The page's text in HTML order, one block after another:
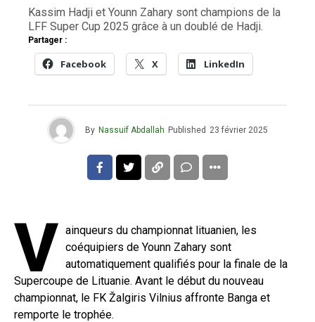
Kassim Hadji et Younn Zahary sont champions de la
LFF Super Cup 2025 grâce à un doublé de Hadji.
Partager :
Facebook X LinkedIn
By Nassuif Abdallah Published 23 février 2025
V ainqueurs du championnat lituanien, les
coéquipiers de Younn Zahary sont
automatiquement qualifiés pour la finale de la
Supercoupe de Lituanie. Avant le début du nouveau
championnat, le FK Žalgiris Vilnius affronte Banga et
remporte le trophée.